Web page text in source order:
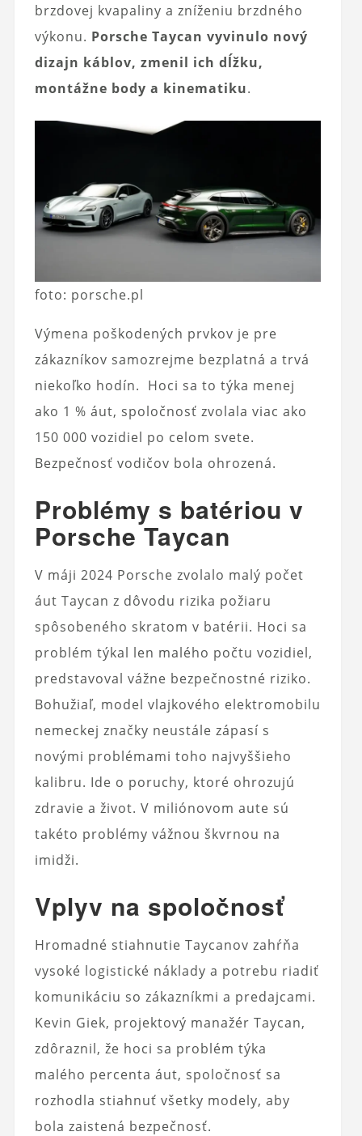
brzdovej kvapaliny a zníženiu brzdného
výkonu. Porsche Taycan vyvinulo nový
dizajn káblov, zmenil ich dĺžku,
montážne body a kinematiku.
foto: porsche.pl
Výmena poškodených prvkov je pre
zákazníkov samozrejme bezplatná a trvá
niekoľko hodín. Hoci sa to týka menej
ako 1 % áut, spoločnosť zvolala viac ako
150 000 vozidiel po celom svete.
Bezpečnosť vodičov bola ohrozená.
Problémy s batériou v
Porsche Taycan
V máji 2024 Porsche zvolalo malý počet
áut Taycan z dôvodu rizika požiaru
spôsobeného skratom v batérii. Hoci sa
problém týkal len malého počtu vozidiel,
predstavoval vážne bezpečnostné riziko.
Bohužiaľ, model vlajkového elektromobilu
nemeckej značky neustále zápasí s
novými problémami toho najvyššieho
kalibru. Ide o poruchy, ktoré ohrozujú
zdravie a život. V miliónovom aute sú
takéto problémy vážnou škvrnou na
imidži.
Vplyv na spoločnosť
Hromadné stiahnutie Taycanov zahŕňa
vysoké logistické náklady a potrebu riadiť
komunikáciu so zákazníkmi a predajcami.
Kevin Giek, projektový manažér Taycan,
zdôraznil, že hoci sa problém týka
malého percenta áut, spoločnosť sa
rozhodla stiahnuť všetky modely, aby
bola zaistená bezpečnosť.